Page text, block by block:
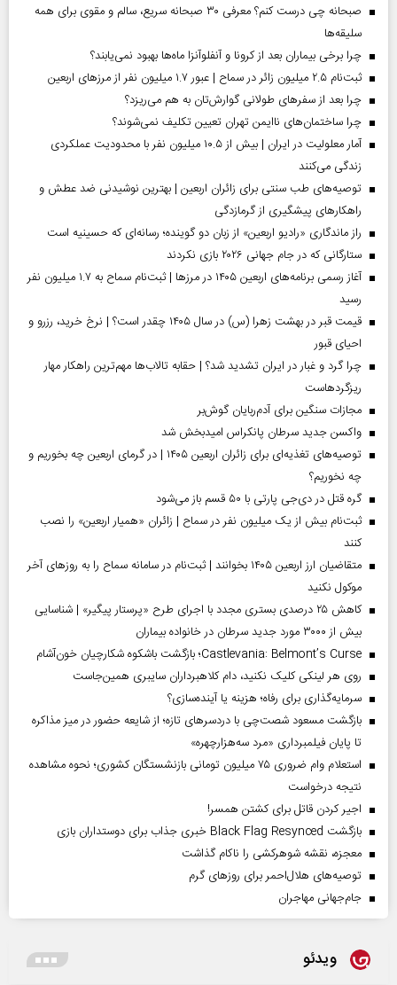
صبحانه چی درست کنم؟ معرفی ۳۰ صبحانه سریع، سالم و مقوی برای همه
سلیقه‌ها
چرا برخی بیماران بعد از کرونا و آنفلوآنزا ماه‌ها بهبود نمی‌یابند؟
ثبت‌نام ۲.۵ میلیون زائر در سماح | عبور ۱.۷ میلیون نفر از مرز‌های اربعین
چرا بعد از سفرهای طولانی گوارش‌تان به هم می‌ریزد؟
چرا ساختمان‌های ناایمن تهران تعیین تکلیف نمی‌شوند؟
آمار معلولیت در ایران | بیش از ۱۰.۵ میلیون نفر با محدودیت عملکردی
زندگی می‌کنند
توصیه‌های طب سنتی برای زائران اربعین | بهترین نوشیدنی ضد عطش و
راهکارهای پیشگیری از گرمازدگی
راز ماندگاری «رادیو اربعین» از زبان دو گوینده؛ رسانه‌ای که حسینیه است
ستارگانی که در جام جهانی ۲۰۲۶ بازی نکردند
آغاز رسمی برنامه‌های اربعین ۱۴۰۵ در مرز‌ها | ثبت‌نام سماح به ۱.۷ میلیون نفر
رسید
قیمت قبر در بهشت زهرا (س) در سال ۱۴۰۵ چقدر است؟ | نرخ خرید، رزرو و
احیای قبور
چرا گرد و غبار در ایران تشدید شد؟ | حقابه تالاب‌ها مهم‌ترین راهکار مهار
ریزگردهاست
مجازات سنگین برای آدم‌ربایان گوش‌بر
واکسن جدید سرطان پانکراس امیدبخش شد
توصیه‌های تغذیه‌ای برای زائران اربعین ۱۴۰۵ | در گرمای اربعین چه بخوریم و
چه نخوریم؟
گره قتل در دی‌جی پارتی با ۵۰ قسم باز می‌شود
ثبت‌نام بیش از یک میلیون نفر در سماح | زائران «همیار اربعین» را نصب
کنند
متقاضیان ارز اربعین ۱۴۰۵ بخوانند | ثبت‌نام در سامانه سماح را به روز‌های آخر
موکول نکنید
کاهش ۲۵ درصدی بستری مجدد با اجرای طرح «پرستار پیگیر» | شناسایی
بیش از ۳۰۰۰ مورد جدید سرطان در خانواده بیماران
Castlevania: Belmont’s Curse؛ بازگشت باشکوه شکارچیان خون‌آشام
روی هر لینکی کلیک نکنید، دام کلاهبرداران سایبری همین‌جاست
سرمایه‌گذاری برای رفاه؛ هزینه یا آینده‌سازی؟
بازگشت مسعود شصت‌چی با دردسر‌های تازه؛ از شایعه حضور در میز مذاکره
تا پایان فیلمبرداری «مرد سه‌هزارچهره»
استعلام وام ضروری ۷۵ میلیون تومانی بازنشستگان کشوری؛ نحوه مشاهده
نتیجه درخواست
اجیر کردن قاتل برای کشتن همسر!
بازگشت Black Flag Resynced خبری جذاب برای دوستداران بازی
معجزه، نقشه شوهرکشی را ناکام گذاشت
توصیه‌های هلال‌احمر برای روز‌های گرم
جام‌جهانی مهاجران
ویدئو